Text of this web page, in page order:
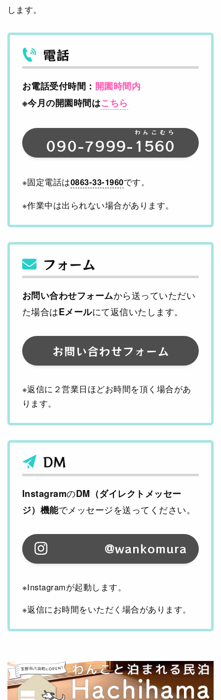
します。
電話
お電話受付時間： 開園時間内
※今月の開園時間はこちら
090-7999- 1560
わんこむら
※固定電話は0863-33-1960です。
※作業中は出られない場合があります。
フォーム
お問い合わせフォームから送っていただい
た場合はEメールにて返信いたします。
お問い合わせフォーム
※返信に２営業日ほどお時間を頂く場合があ
ります。
DM
InstagramのDM（ダイレクトメッセー
ジ）機能でメッセージを送ってください。
@wankomura
※Instagramが起動します。
※返信にお時間をいただく場合があります。